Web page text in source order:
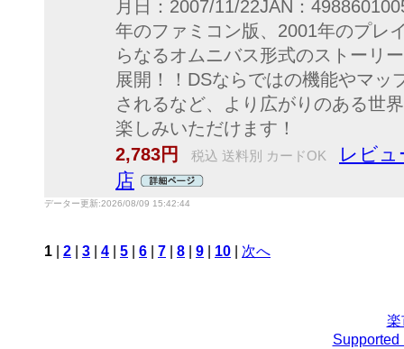
月日：2007/11/22JAN：
年のファミコン版、2001年のプレ
らなるオムニバス形式のストーリ
展開！！DSならではの機能やマッ
されるなど、より広がりのある世
楽しみいただけます！
2,783円
税込 送料別 カードOK
レビュ
店
データー更新:2026/08/09 15:42:44
1 2 3 4 5 6 7 8 9 10 次へ
楽
Supported